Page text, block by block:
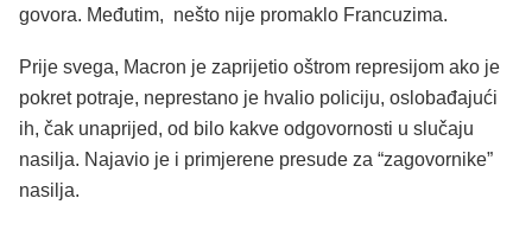
govora. Međutim, nešto nije promaklo Francuzima.
Prije svega, Macron je zaprijetio oštrom represijom ako je
pokret potraje, neprestano je hvalio policiju, oslobađajući
ih, čak unaprijed, od bilo kakve odgovornosti u slučaju
nasilja. Najavio je i primjerene presude za “zagovornike”
nasilja.